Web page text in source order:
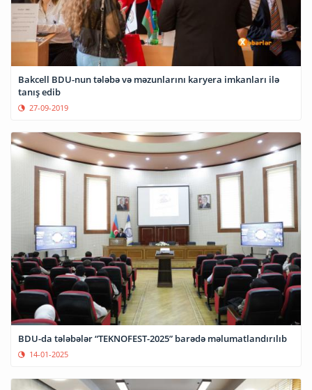
Bakcell BDU-nun tələbə və məzunlarını karyera imkanları ilə
tanış edib
27-09-2019
BDU-da tələbələr “TEKNOFEST-2025” barədə məlumatlandırılıb
14-01-2025